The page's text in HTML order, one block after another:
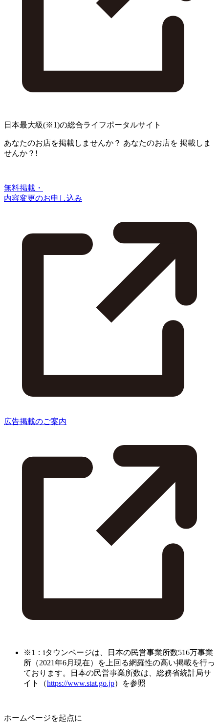
日本最大級(※1)の総合ライフポータルサイト
あなたのお店を掲載しませんか？ あなたのお店を 掲載しま
せんか？!
無料掲載・
内容変更のお申し込み
広告掲載のご案内
※1：iタウンページは、日本の民営事業所数516万事業
所（2021年6月現在）を上回る網羅性の高い掲載を行っ
ております。日本の民営事業所数は、総務省統計局サ
イト（https://www.stat.go.jp）を参照
ホームページを起点に